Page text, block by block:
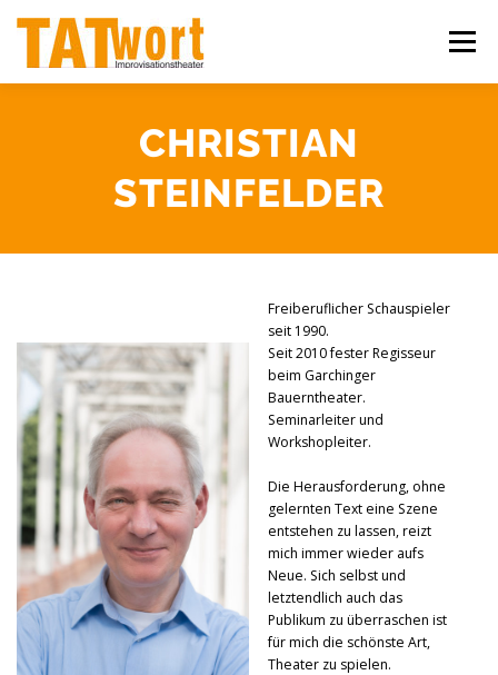
Inhalt
springen
Menü
WORKSHOPS IMPROSHOWS
IHR EVENT KONTAKT
CHRISTIAN
STEINFELDER
Freiberuflicher Schauspieler
seit 1990.
Seit 2010 fester Regisseur
beim Garchinger
Bauerntheater.
Seminarleiter und
Workshopleiter.
Die Herausforderung, ohne
gelernten Text eine Szene
entstehen zu lassen, reizt
mich immer wieder aufs
Neue. Sich selbst und
letztendlich auch das
Publikum zu überraschen ist
für mich die schönste Art,
Theater zu spielen.